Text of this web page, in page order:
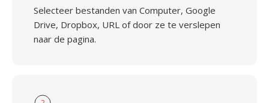
Selecteer bestanden van Computer, Google
Drive, Dropbox, URL of door ze te verslepen
naar de pagina.